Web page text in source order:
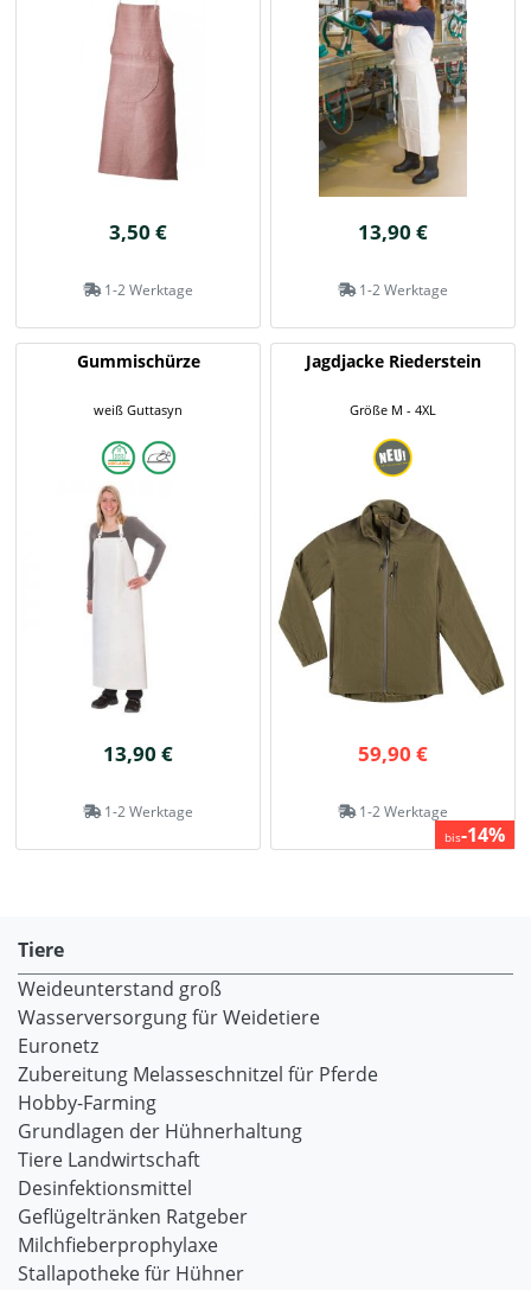
3,50 €
1-2 Werktage
13,90 €
1-2 Werktage
Gummischürze
weiß Guttasyn
13,90 €
1-2 Werktage
Jagdjacke Riederstein
Größe M - 4XL
59,90 €
1-2 Werktage
bis-14%
Tiere
Weideunterstand groß
Wasserversorgung für Weidetiere
Euronetz
Zubereitung Melasseschnitzel für Pferde
Hobby-Farming
Grundlagen der Hühnerhaltung
Tiere Landwirtschaft
Desinfektionsmittel
Geflügeltränken Ratgeber
Milchfieberprophylaxe
Stallapotheke für Hühner